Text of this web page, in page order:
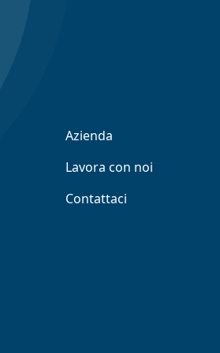
Azienda
Lavora con noi
Contattaci